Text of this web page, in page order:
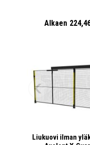
Alkaen
Liukuovi ilman